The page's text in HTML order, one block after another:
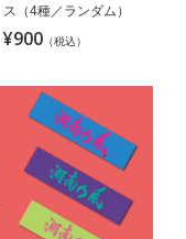
ス（4種／ランダム）
¥900 （税込）